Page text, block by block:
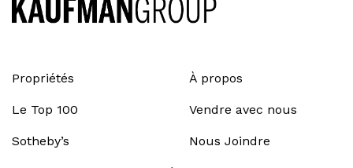
Propriétés À propos
Le Top 100 Vendre avec nous
Sotheby’s Nous Joindre